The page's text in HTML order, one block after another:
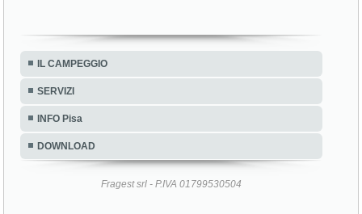
IL CAMPEGGIO
SERVIZI
INFO Pisa
DOWNLOAD
Fragest srl - P.IVA 01799530504